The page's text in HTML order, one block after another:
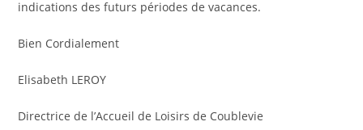
indications des futurs périodes de vacances.
Bien Cordialement
Elisabeth LEROY
Directrice de l’Accueil de Loisirs de Coublevie